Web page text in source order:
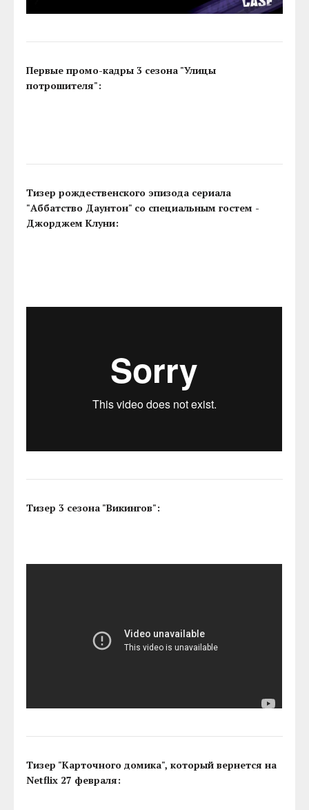
Первые промо-кадры 3 сезона "Улицы
потрошителя":
Тизер рождественского эпизода сериала
"Аббатство Даунтон" со специальным гостем -
Джорджем Клуни:
Тизер 3 сезона "Викингов":
Тизер "Карточного домика", который вернется на
Netflix 27 февраля: